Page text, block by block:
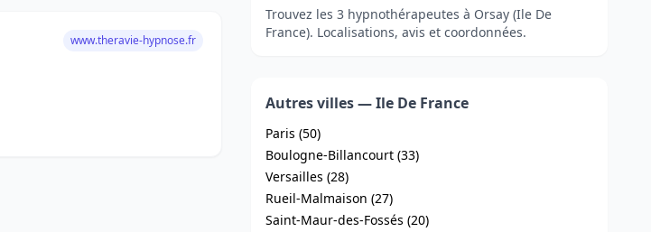
www.theravie-hypnose.fr
Trouvez les 3 hypnothérapeutes à Orsay (Ile De
France). Localisations, avis et coordonnées.
Autres villes — Ile De France
Paris (50)
Boulogne-Billancourt (33)
Versailles (28)
Rueil-Malmaison (27)
Saint-Maur-des-Fossés (20)